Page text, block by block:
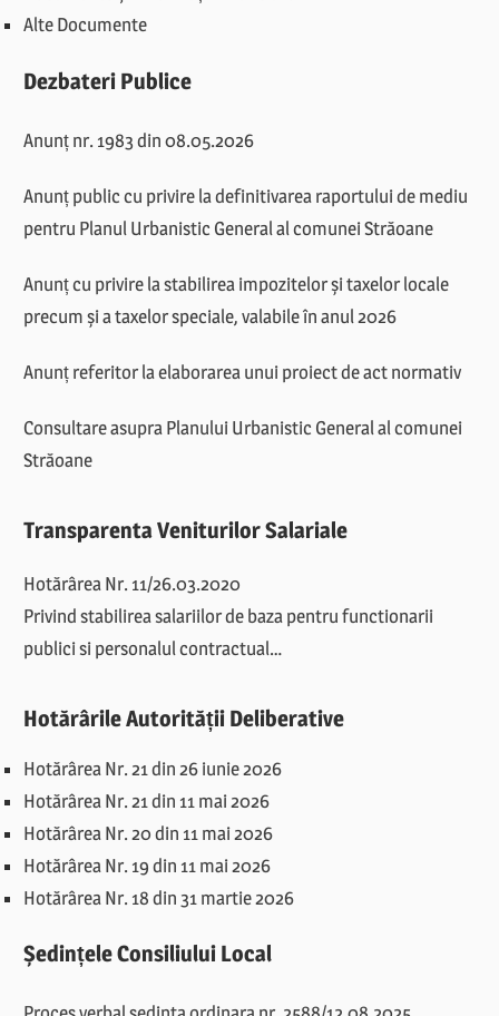
Alte Documente
Dezbateri Publice
Anunț nr. 1983 din 08.05.2026
Anunț public cu privire la definitivarea raportului de mediu
pentru Planul Urbanistic General al comunei Străoane
Anunț cu privire la stabilirea impozitelor și taxelor locale
precum și a taxelor speciale, valabile în anul 2026
Anunț referitor la elaborarea unui proiect de act normativ
Consultare asupra Planului Urbanistic General al comunei
Străoane
Transparenta Veniturilor Salariale
Hotărârea Nr. 11/26.03.2020
Privind stabilirea salariilor de baza pentru functionarii
publici si personalul contractual…
Hotărârile Autorității Deliberative
Hotărârea Nr. 21 din 26 iunie 2026
Hotărârea Nr. 21 din 11 mai 2026
Hotărârea Nr. 20 din 11 mai 2026
Hotărârea Nr. 19 din 11 mai 2026
Hotărârea Nr. 18 din 31 martie 2026
Ședințele Consiliului Local